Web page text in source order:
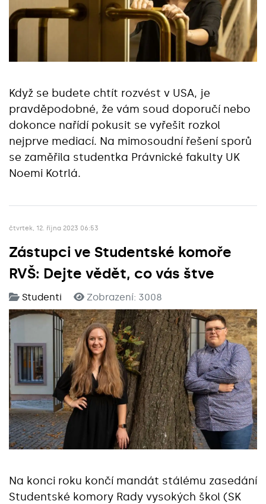
Když se budete chtít rozvést v USA, je
pravděpodobné, že vám soud doporučí nebo
dokonce nařídí pokusit se vyřešit rozkol
nejprve mediací. Na mimosoudní řešení sporů
se zaměřila studentka Právnické fakulty UK
Noemi Kotrlá.
čtvrtek, 12. října 2023 06:53
Zástupci ve Studentské komoře
RVŠ: Dejte vědět, co vás štve
Studenti Zobrazení: 3008
Na konci roku končí mandát stálému zasedání
Studentské komory Rady vysokých škol (SK